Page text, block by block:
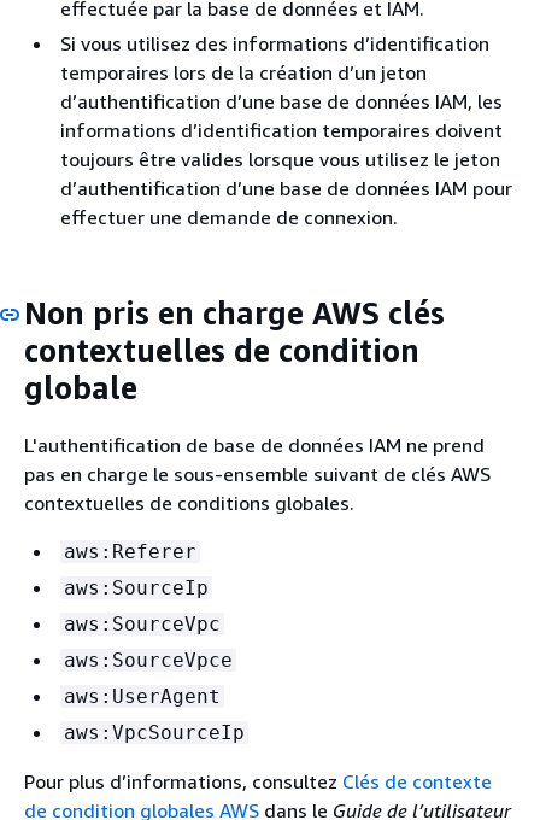
effectuée par la base de données et IAM.
Si vous utilisez des informations d’identification
temporaires lors de la création d’un jeton
d’authentification d’une base de données IAM, les
informations d’identification temporaires doivent
toujours être valides lorsque vous utilisez le jeton
d’authentification d’une base de données IAM pour
effectuer une demande de connexion.
Non pris en charge AWS clés
contextuelles de condition
globale
L'authentification de base de données IAM ne prend
pas en charge le sous-ensemble suivant de clés AWS
contextuelles de conditions globales.
aws:Referer
aws:SourceIp
aws:SourceVpc
aws:SourceVpce
aws:UserAgent
aws:VpcSourceIp
Pour plus d’informations, consultez Clés de contexte
de condition globales AWS dans le Guide de l’utilisateur